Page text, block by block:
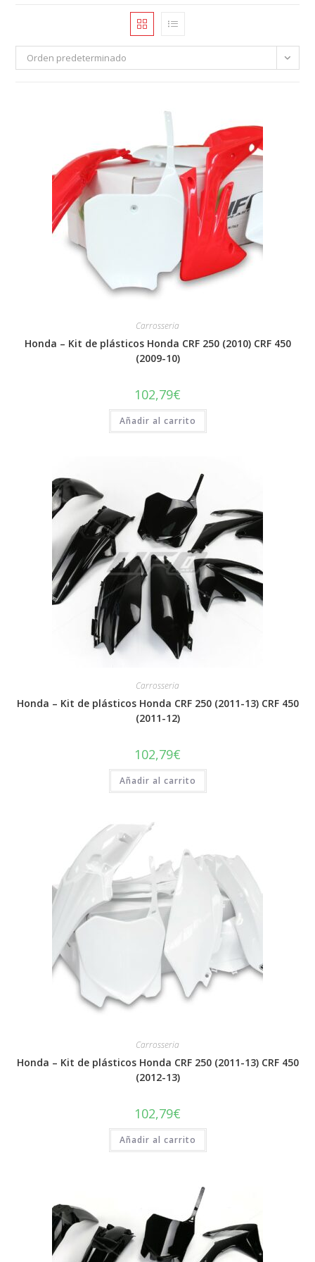
Orden predeterminado
Carrosseria
Honda – Kit de plásticos Honda CRF 250 (2010) CRF 450
(2009-10)
102,79€
Añadir al carrito
Carrosseria
Honda – Kit de plásticos Honda CRF 250 (2011-13) CRF 450
(2011-12)
102,79€
Añadir al carrito
Carrosseria
Honda – Kit de plásticos Honda CRF 250 (2011-13) CRF 450
(2012-13)
102,79€
Añadir al carrito